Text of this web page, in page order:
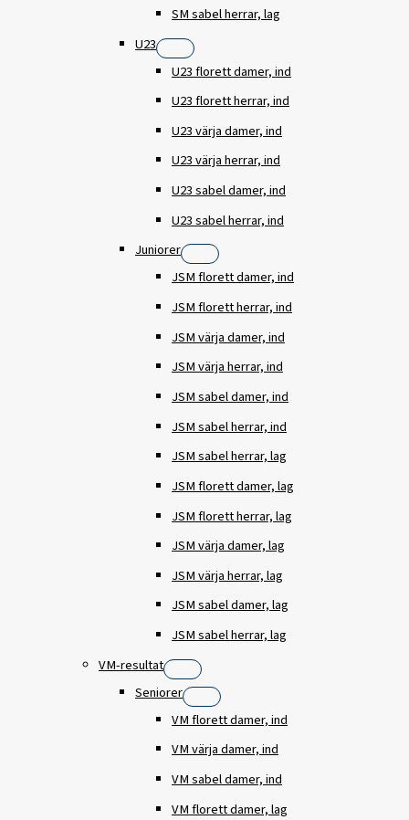
SM sabel herrar, lag
U23
U23 florett damer, ind
U23 florett herrar, ind
U23 värja damer, ind
U23 värja herrar, ind
U23 sabel damer, ind
U23 sabel herrar, ind
Juniorer
JSM florett damer, ind
JSM florett herrar, ind
JSM värja damer, ind
JSM värja herrar, ind
JSM sabel damer, ind
JSM sabel herrar, ind
JSM sabel herrar, lag
JSM florett damer, lag
JSM florett herrar, lag
JSM värja damer, lag
JSM värja herrar, lag
JSM sabel damer, lag
JSM sabel herrar, lag
VM-resultat
Seniorer
VM florett damer, ind
VM värja damer, ind
VM sabel damer, ind
VM florett damer, lag